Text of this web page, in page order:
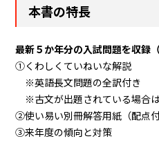
本書の特長
最新５か年分の入試問題を収録
①くわしくていねいな解説
※英語長文問題の全訳付き
※古文が出題されている場合
②使い易い別冊解答用紙（配点付
③来年度の傾向と対策